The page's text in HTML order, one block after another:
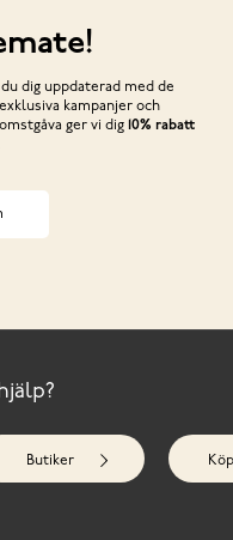
dig uppdaterad med de
kampanjer och
ger vi dig 10% rabatt
Butiker